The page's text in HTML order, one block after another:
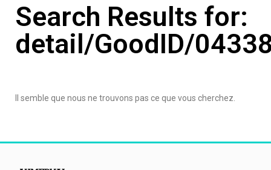
Search Results for:
detail/GoodID/
Il semble que nous ne trouvons pas ce que vous cherchez.